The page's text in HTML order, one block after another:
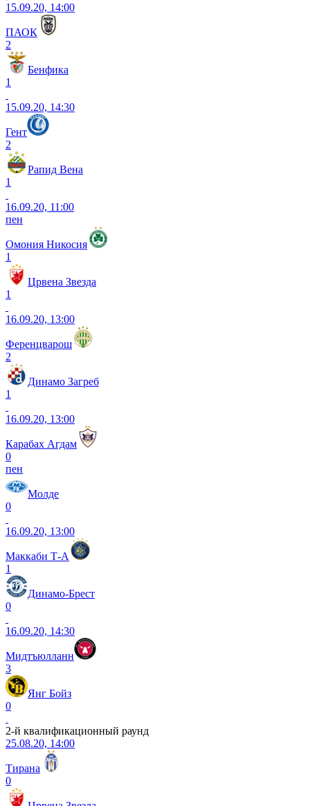
15.09.20, 14:00
ПАОК
2
Бенфика
1
15.09.20, 14:30
Гент
2
Рапид Вена
1
16.09.20, 11:00
пен
Омония Никосия
1
Црвена Звезда
1
16.09.20, 13:00
Ференцварош
2
Динамо Загреб
1
16.09.20, 13:00
Карабах Агдам
0
пен
Молде
0
16.09.20, 13:00
Маккаби Т-А
1
Динамо-Брест
0
16.09.20, 14:30
Мидтъюлланн
3
Янг Бойз
0
2-й квалификационный раунд
25.08.20, 14:00
Тирана
0